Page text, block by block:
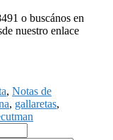
o buscános en
nuestro enlace
, Notas de
, gallaretas,